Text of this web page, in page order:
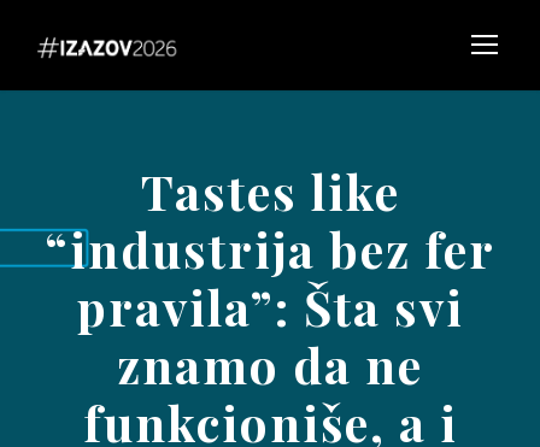
Tastes like
“industrija bez fer
pravila”: Šta svi
znamo da ne
funkcioniše, a i